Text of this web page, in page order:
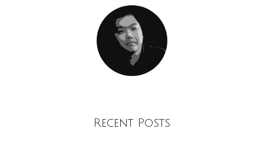
Recent Posts